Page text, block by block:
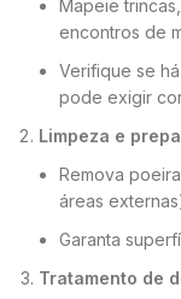
Mapeie
encontros de
Verifique se
pode exigir
Limpeza e
Remova
áreas
Garanta
Tratamento de